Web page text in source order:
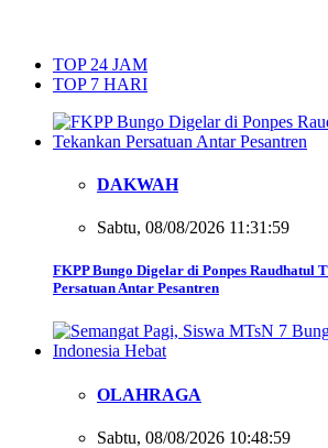
TOP 24 JAM
TOP 7 HARI
DAKWAH
Sabtu, 08/08/2026 11:31:59
FKPP Bungo Digelar di Ponpes Raudhatul
Persatuan Antar Pesantren
OLAHRAGA
Sabtu, 08/08/2026 10:48:59